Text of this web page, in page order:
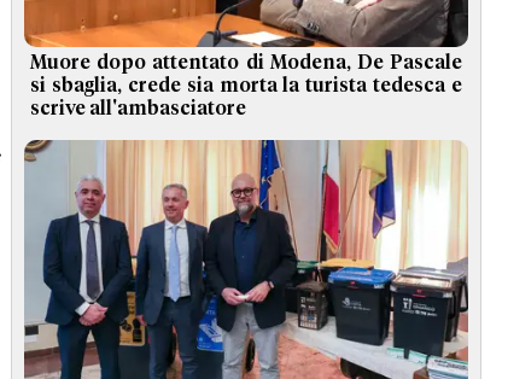
Muore dopo attentato di Modena, De Pascale
si sbaglia, crede sia morta la turista tedesca e
scrive all'ambasciatore